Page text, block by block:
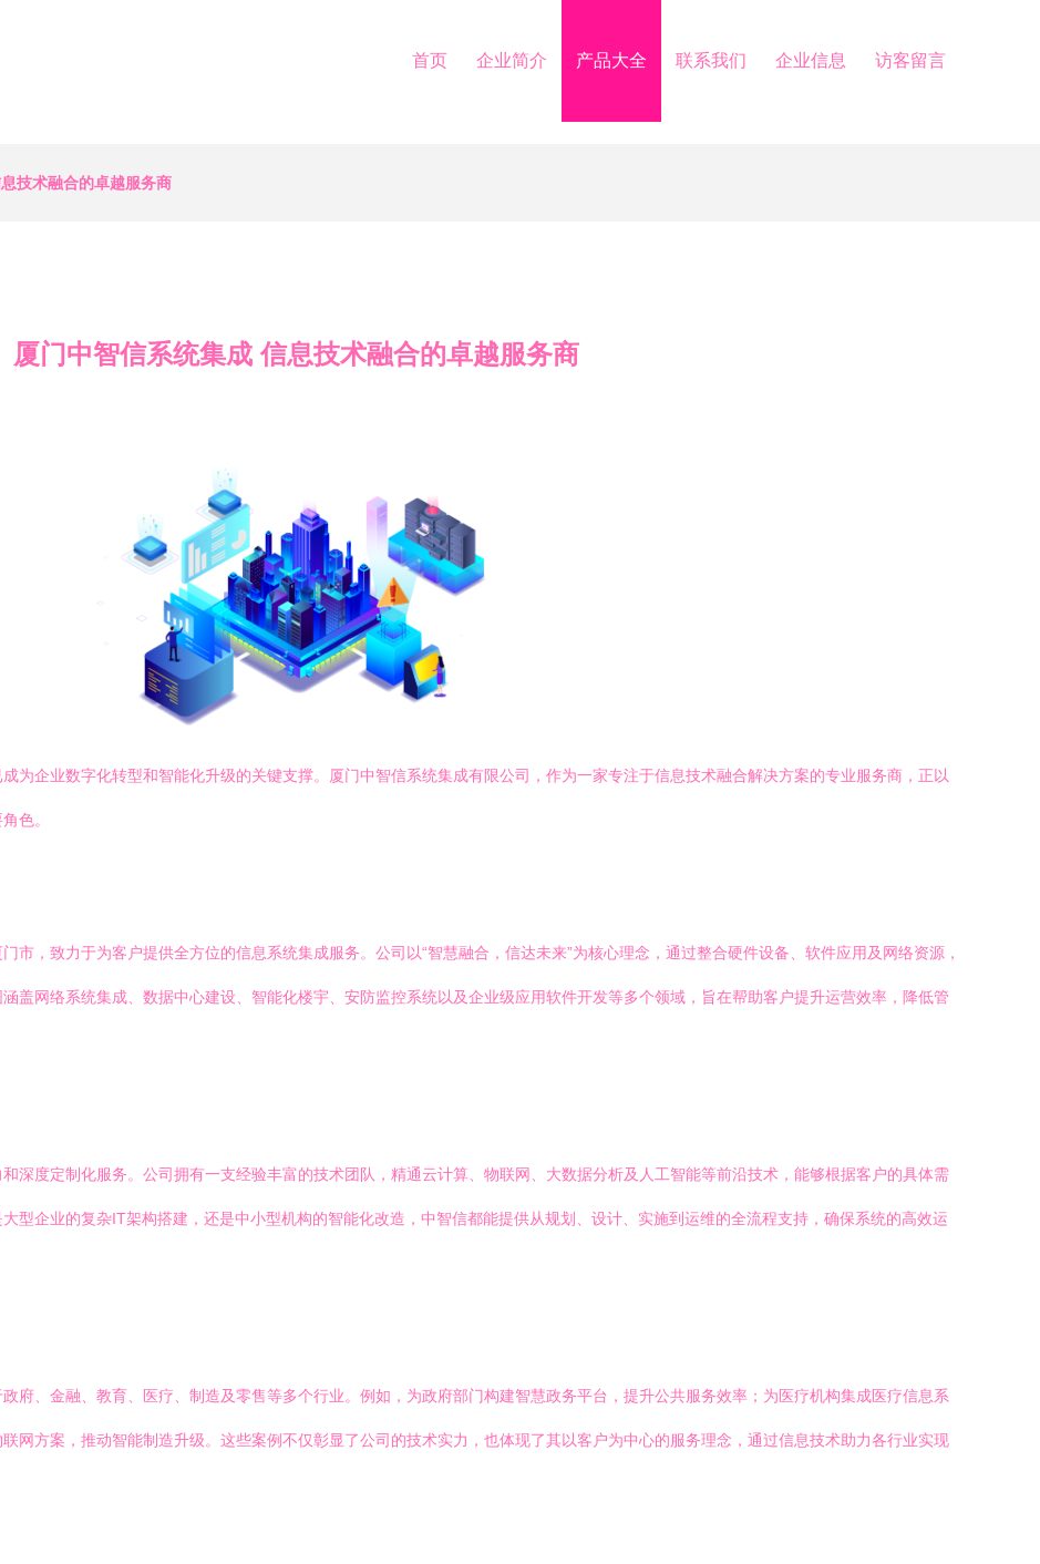
首页 企业简介 产品大全 联系我们 企业信息 访客留言
技术融合的卓越服务商
厦门中智信系统集成 信息技术融合的卓越服务商
为企业数字化转型和智能化升级的关键支撑。厦门中智信系统集成有限公司，作为一家专注于信息技术融合解决方案的专业服务商，正以
色。
市，致力于为客户提供全方位的信息系统集成服务。公司以“智慧融合，信达未来”为核心理念，通过整合硬件设备、软件应用及网络资源，
盖网络系统集成、数据中心建设、智能化楼宇、安防监控系统以及企业级应用软件开发等多个领域，旨在帮助客户提升运营效率，降低管
深度定制化服务。公司拥有一支经验丰富的技术团队，精通云计算、物联网、大数据分析及人工智能等前沿技术，能够根据客户的具体需
型企业的复杂IT架构搭建，还是中小型机构的智能化改造，中智信都能提供从规划、设计、实施到运维的全流程支持，确保系统的高效运
府、金融、教育、医疗、制造及零售等多个行业。例如，为政府部门构建智慧政务平台，提升公共服务效率；为医疗机构集成医疗信息系
网方案，推动智能制造升级。这些案例不仅彰显了公司的技术实力，也体现了其以客户为中心的服务理念，通过信息技术助力各行业实现